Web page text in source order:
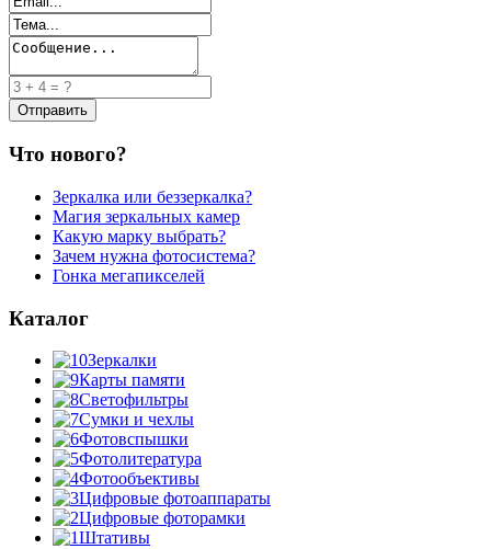
Что нового?
Зеркалка или беззеркалка?
Магия зеркальных камер
Какую марку выбрать?
Зачем нужна фотосистема?
Гонка мегапикселей
Каталог
Зеркалки
Карты памяти
Светофильтры
Сумки и чехлы
Фотовспышки
Фотолитература
Фотообъективы
Цифровые фотоаппараты
Цифровые фоторамки
Штативы